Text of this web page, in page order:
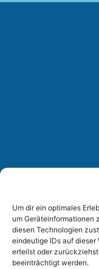
Um dir ein optimales
um Geräteinformationen
diesen Technologien
eindeutige IDs auf dieser
erteilst oder
beeinträchtigt werden.
©